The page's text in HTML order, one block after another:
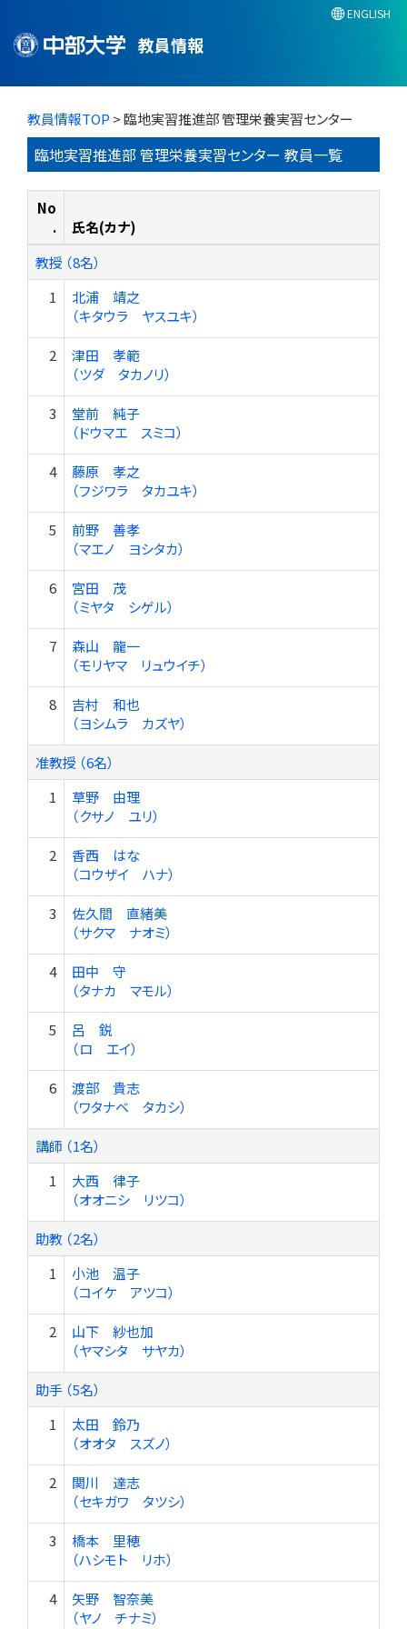
教員情報
ENGLISH
教員情報TOP > 臨地実習推進部 管理栄養実習センター
臨地実習推進部 管理栄養実習センター 教員一覧
No
.
氏名(カナ)
教授 （8名）
1
北浦 靖之
（キタウラ ヤスユキ）
2
津田 孝範
（ツダ タカノリ）
3
堂前 純子
（ドウマエ スミコ）
4
藤原 孝之
（フジワラ タカユキ）
5
前野 善孝
（マエノ ヨシタカ）
6
宮田 茂
（ミヤタ シゲル）
7
森山 龍一
（モリヤマ リュウイチ）
8
吉村 和也
（ヨシムラ カズヤ）
准教授 （6名）
1
草野 由理
（クサノ ユリ）
2
香西 はな
（コウザイ ハナ）
3
佐久間 直緒美
（サクマ ナオミ）
4
田中 守
（タナカ マモル）
5
呂 鋭
（ロ エイ）
6
渡部 貴志
（ワタナベ タカシ）
講師 （1名）
1
大西 律子
（オオニシ リツコ）
助教 （2名）
1
小池 温子
（コイケ アツコ）
2
山下 紗也加
（ヤマシタ サヤカ）
助手 （5名）
1
太田 鈴乃
（オオタ スズノ）
2
関川 達志
（セキガワ タツシ）
3
橋本 里穂
（ハシモト リホ）
4
矢野 智奈美
（ヤノ チナミ）